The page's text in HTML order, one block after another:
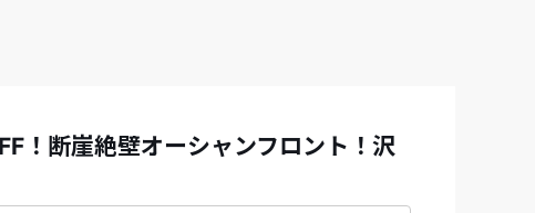
！断崖絶壁オーシャンフロント！沢